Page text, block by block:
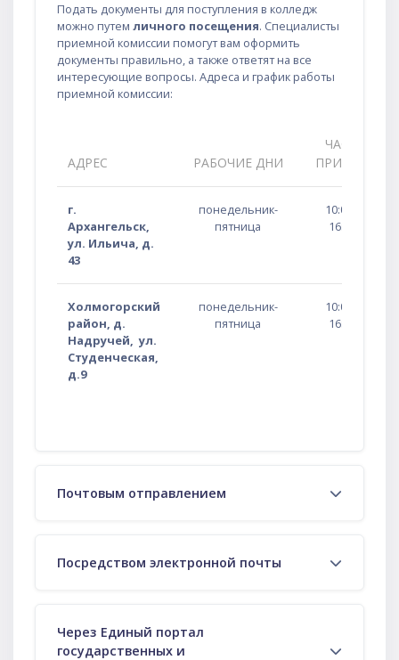
Подать документы для поступления в колледж
можно путем личного посещения. Специалисты
приемной комиссии помогут вам оформить
документы правильно, а также ответят на все
интересующие вопросы. Адреса и график работы
приемной комиссии:
АДРЕС РАБОЧИЕ ДНИ
ЧАСЫ
ПРИЕМА
г.
Архангельск,
ул. Ильича, д.
43
понедельник-
пятница
10:00 -
16:00
Холмогорский
район, д.
Надручей, ул.
Студенческая,
д.9
понедельник-
пятница
10:00 -
16:00
Почтовым отправлением
Посредством электронной почты
Через Единый портал
государственных и